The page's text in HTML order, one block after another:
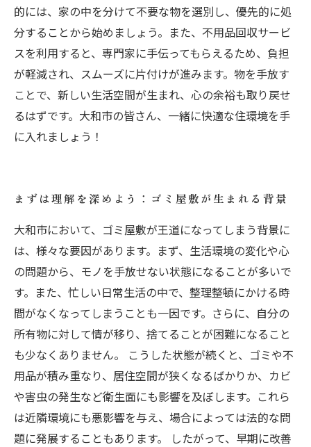
的には、家の中を分けて不要な物を選別し、優先的に処
分することから始めましょう。また、不用品回収サービ
スを利用すると、専門家に手伝ってもらえるため、負担
が軽減され、スムーズに片付けが進みます。物を手放す
ことで、新しい生活空間が生まれ、心の余裕も取り戻せ
るはずです。大和市の皆さん、一緒に快適な住環境を手
に入れましょう！
まずは理解を深めよう：ゴミ屋敷が生まれる背景
大和市において、ゴミ屋敷が王道になってしまう背景に
は、様々な要因があります。まず、生活環境の変化や心
の問題から、モノを手放せない状態になることが多いで
す。また、忙しい日常生活の中で、整理整頓にかける時
間がなくなってしまうことも一因です。さらに、自分の
所有物に対して情が移り、捨てることが困難になること
も少なくありません。 こうした状態が続くと、ゴミや不
用品が積み重なり、居住空間が狭くなるばかりか、カビ
や害虫の発生など衛生面にも影響を及ぼします。これら
は近隣環境にも悪影響を与え、場合によっては法的な問
題に発展することもあります。 したがって、早期に改善